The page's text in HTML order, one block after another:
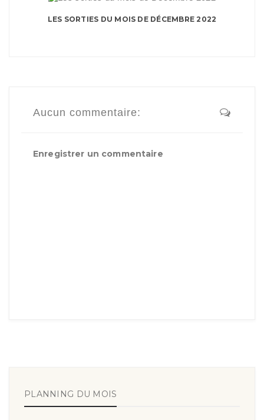
LES SORTIES DU MOIS DE DÉCEMBRE 2022
Aucun commentaire:
Enregistrer un commentaire
PLANNING DU MOIS